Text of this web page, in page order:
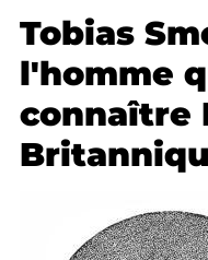
Tobias
l'homme
connaître